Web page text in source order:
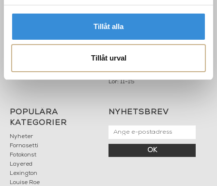
Tillåt alla
Tillåt urval
Köpvillkor
Hållbarhet
info@mariellastore.se
Tis-fre: 10-18
Lör: 11-15
POPULÄRA
KATEGORIER
Nyheter
Fornasetti
Fotokonst
Layered
Lexington
Louise Roe
NYHETSBREV
OK